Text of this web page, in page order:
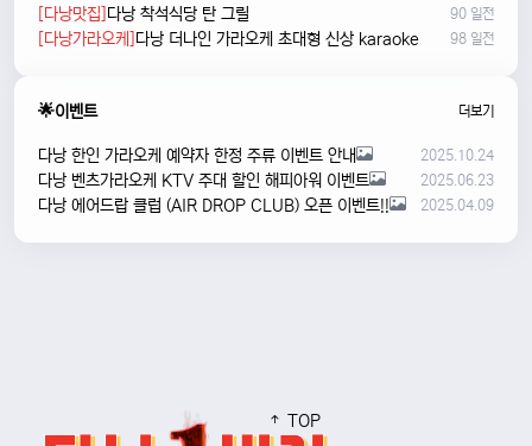
[다낭맛집]다낭 착석식당 탄 그릴 90 일전
[다낭가라오케]다낭 더나인 가라오케 초대형 신상 karaoke 98 일전
🌟이벤트 더보기
다낭 한인 가라오케 예약자 한정 주류 이벤트 안내 2025.10.24
다낭 벤츠가라오케 KTV 주대 할인 해피아워 이벤트 2025.06.23
다낭 에어드랍 클럽 (AIR DROP CLUB) 오픈 이벤트!! 2025.04.09
TOP